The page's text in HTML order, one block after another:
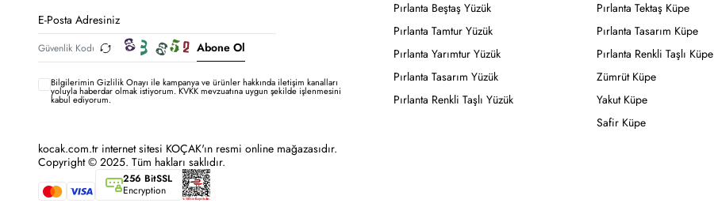
Abone Ol
Bilgilerimin Gizlilik Onayı ile kampanya ve ürünler hakkında iletişim kanalları
yoluyla haberdar olmak istiyorum.KVKK mevzuatına uygun şekilde işlenmesini
kabul ediyorum.
kocak.com.tr internet sitesi KOÇAK'ın resmi online mağazasıdır.
Copyright © 2025. Tüm hakları saklıdır.
256 BitSSL
Encryption
Pırlanta Beştaş Yüzük
Pırlanta Tamtur Yüzük
Pırlanta Yarımtur Yüzük
Pırlanta Tasarım Yüzük
Pırlanta Renkli Taşlı Yüzük
Pırlanta Tektaş Küpe
Pırlanta Tasarım Küpe
Pırlanta Renkli Taşlı Küpe
Zümrüt Küpe
Yakut Küpe
Safir Küpe